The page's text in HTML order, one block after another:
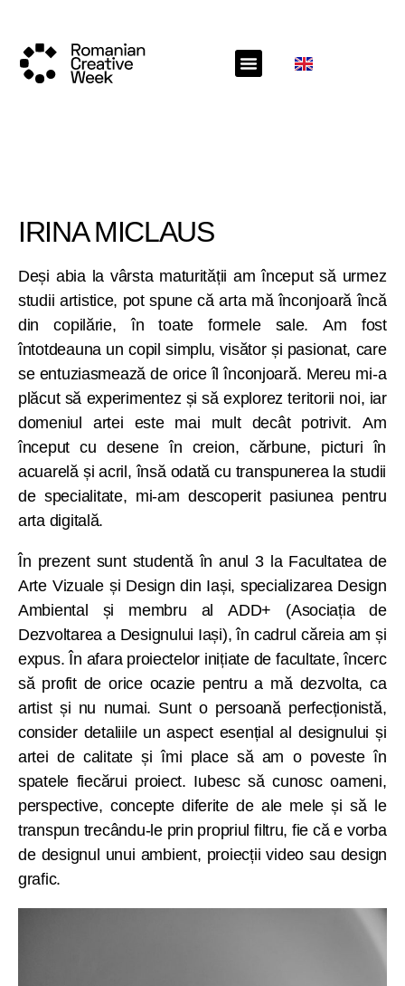
IRINA MICLAUS
Deși abia la vârsta maturității am început să urmez
studii artistice, pot spune că arta mă înconjoară încă
din copilărie, în toate formele sale. Am fost
întotdeauna un copil simplu, visător și pasionat, care
se entuziasmează de orice îl înconjoară. Mereu mi-a
plăcut să experimentez și să explorez teritorii noi, iar
domeniul artei este mai mult decât potrivit. Am
început cu desene în creion, cărbune, picturi în
acuarelă și acril, însă odată cu transpunerea la studii
de specialitate, mi-am descoperit pasiunea pentru
arta digitală.
În prezent sunt studentă în anul 3 la Facultatea de
Arte Vizuale și Design din Iași, specializarea Design
Ambiental și membru al ADD+ (Asociația de
Dezvoltarea a Designului Iași), în cadrul căreia am și
expus. În afara proiectelor inițiate de facultate, încerc
să profit de orice ocazie pentru a mă dezvolta, ca
artist și nu numai. Sunt o persoană perfecționistă,
consider detaliile un aspect esențial al designului și
artei de calitate și îmi place să am o poveste în
spatele fiecărui proiect. Iubesc să cunosc oameni,
perspective, concepte diferite de ale mele și să le
transpun trecându-le prin propriul filtru, fie că e vorba
de designul unui ambient, proiecții video sau design
grafic.